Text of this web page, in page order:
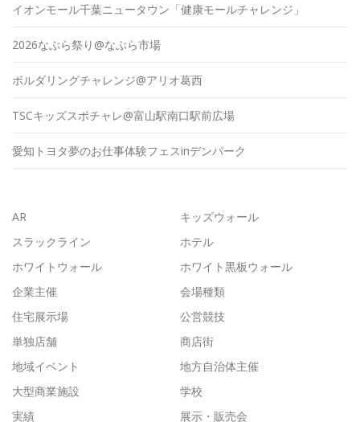
イオンモール千葉ニュータウン「健康モールチャレンジ」
2026なぶら祭り@なぶら市場
ボルダリングチャレンジ@アリオ葛西
TSCキッズスポチャレ@富山駅南口駅前広場
愛知トヨタ夢のお仕事体験フェスinデンパーク
AR
キッズウォール
スラックライン
ホテル
ホワイトウォール
ホワイト黒板ウォール
企業主催
会場種類
住宅展示場
公営競技
単独店舗
商店街
地域イベント
地方自治体主催
大型商業施設
学校
実績
展示・販売会